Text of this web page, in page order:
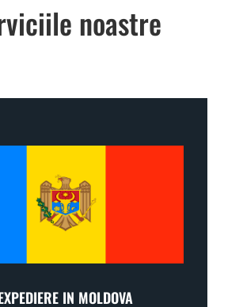
noastre
IN MOLDOVA